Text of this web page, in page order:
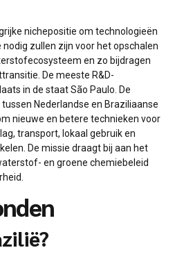
nichepositie om technologieën
zullen zijn voor het opschalen
en zo bijdragen
De meeste R&D-
in de staat São Paulo. De
Nederlandse en Braziliaanse
nieuwe en betere technieken voor
transport, lokaal gebruik en
De missie draagt bij aan het
en groene chemiebeleid